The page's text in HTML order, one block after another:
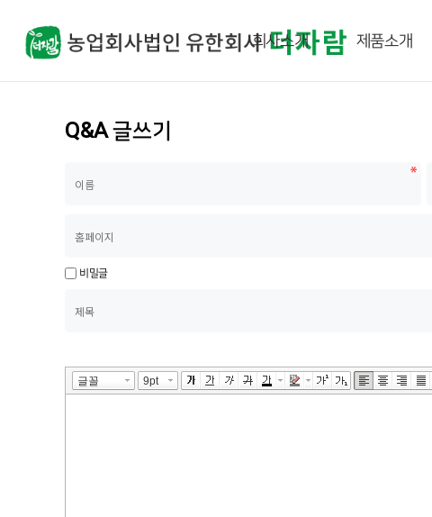
회사소개 제품소개
Q&A 글쓰기
비밀글